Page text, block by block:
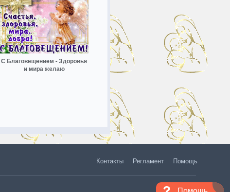
С Благовещением - Здоровья
и мира желаю
Контакты Регламент Помощь